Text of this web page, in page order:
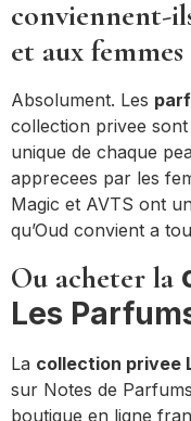
conviennent-
et aux femmes
Absolument. Les
collection privee
unique de chaque
apprecees par les
Magic et AVTS ont
qu’Oud convient a
Ou acheter la
Les
La collection privee
sur Notes de
boutique en ligne